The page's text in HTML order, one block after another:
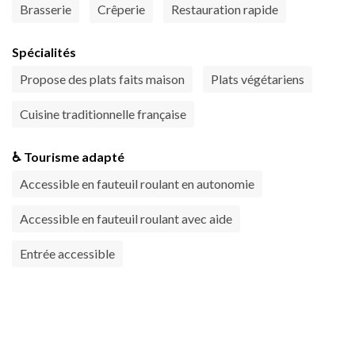
Brasserie
Crêperie Restauration rapide
Spécialités
Propose des plats faits maison
Plats végétariens
Cuisine traditionnelle française
♿ Tourisme adapté
Accessible en fauteuil roulant en autonomie
Accessible en fauteuil roulant avec aide
Entrée accessible